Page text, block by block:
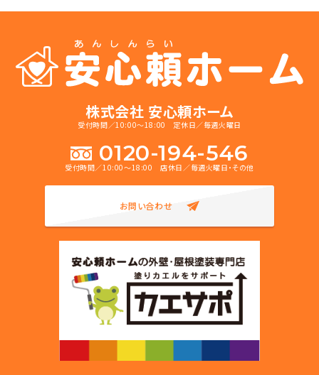
株式会社 安心頼ホーム
受付時間／10:00～18:00 定休日／毎週火曜日
0120-194-546
受付時間／10:00～18:00 店休日／毎週火曜日・その他
お問い合わせ